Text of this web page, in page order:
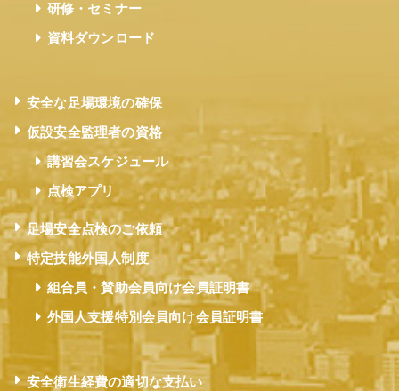
研修・セミナー
資料ダウンロード
安全な足場環境の確保
仮設安全監理者の資格
講習会スケジュール
点検アプリ
足場安全点検のご依頼
特定技能外国人制度
組合員・賛助会員向け会員証明書
外国人支援特別会員向け会員証明書
安全衛生経費の適切な支払い